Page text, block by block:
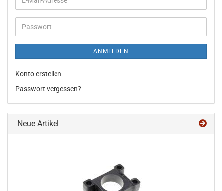
Mail-
Adresse
Passwort
ANMELDEN
Konto erstellen
Passwort vergessen?
Neue Artikel